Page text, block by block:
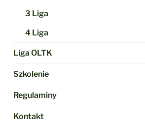
3 Liga
4 Liga
Liga OLTK
Szkolenie
Regulaminy
Kontakt